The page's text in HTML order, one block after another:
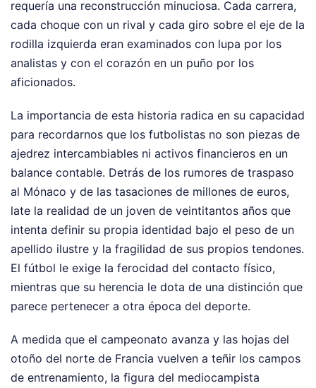
requería una reconstrucción minuciosa. Cada carrera,
cada choque con un rival y cada giro sobre el eje de la
rodilla izquierda eran examinados con lupa por los
analistas y con el corazón en un puño por los
aficionados.
La importancia de esta historia radica en su capacidad
para recordarnos que los futbolistas no son piezas de
ajedrez intercambiables ni activos financieros en un
balance contable. Detrás de los rumores de traspaso
al Mónaco y de las tasaciones de millones de euros,
late la realidad de un joven de veintitantos años que
intenta definir su propia identidad bajo el peso de un
apellido ilustre y la fragilidad de sus propios tendones.
El fútbol le exige la ferocidad del contacto físico,
mientras que su herencia le dota de una distinción que
parece pertenecer a otra época del deporte.
A medida que el campeonato avanza y las hojas del
otoño del norte de Francia vuelven a teñir los campos
de entrenamiento, la figura del mediocampista